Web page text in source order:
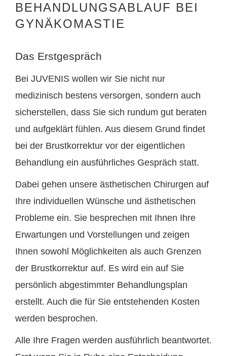
BEHANDLUNGSABLAUF BEI
GYNÄKOMASTIE
Das Erstgespräch
Bei JUVENIS wollen wir Sie nicht nur
medizinisch bestens versorgen, sondern auch
sicherstellen, dass Sie sich rundum gut beraten
und aufgeklärt fühlen. Aus diesem Grund findet
bei der Brustkorrektur vor der eigentlichen
Behandlung ein ausführliches Gespräch statt.
Dabei gehen unsere ästhetischen Chirurgen auf
Ihre individuellen Wünsche und ästhetischen
Probleme ein. Sie besprechen mit Ihnen Ihre
Erwartungen und Vorstellungen und zeigen
Ihnen sowohl Möglichkeiten als auch Grenzen
der Brustkorrektur auf. Es wird ein auf Sie
persönlich abgestimmter Behandlungsplan
erstellt. Auch die für Sie entstehenden Kosten
werden besprochen.
Alle Ihre Fragen werden ausführlich beantwortet.